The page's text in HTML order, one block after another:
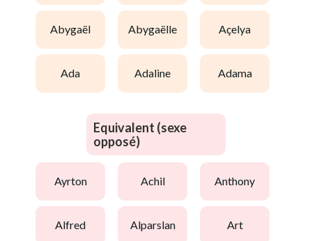
abygaël abygaëlle açelya
ada adaline adama
Equivalent (sexe
opposé)
ayrton achil anthony
alfred alparslan art